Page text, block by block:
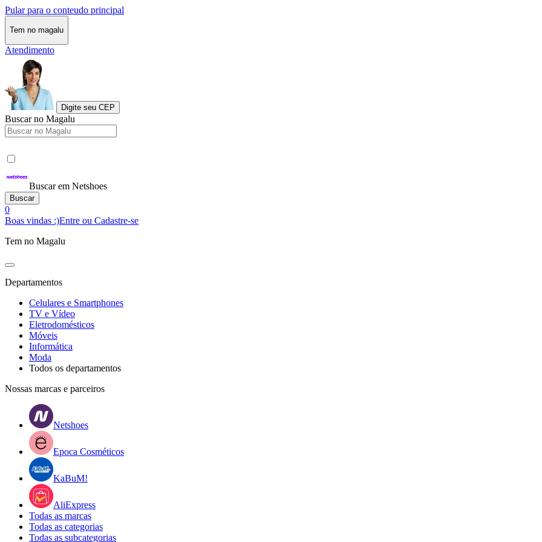
Pular para o conteudo principal
Tem no magalu
Atendimento
Digite seu CEP
Buscar no Magalu
Buscar em Netshoes
Buscar
0
Boas vindas :)Entre ou Cadastre-se
Tem no Magalu
Departamentos
Celulares e Smartphones
TV e Vídeo
Eletrodomésticos
Móveis
Informática
Moda
Todos os departamentos
Nossas marcas e parceiros
Netshoes
Epoca Cosméticos
KaBuM!
AliExpress
Todas as marcas
Todas as categorias
Todas as subcategorias